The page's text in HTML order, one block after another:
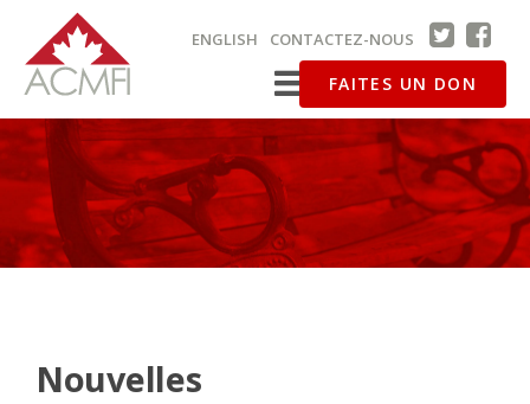
ENGLISH CONTACTEZ-NOUS
FAITES UN DON
Nouvelles